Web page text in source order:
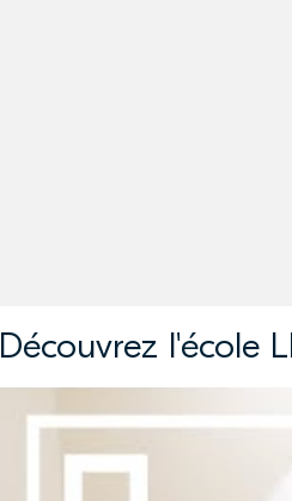
Découvrez l'école
Découvrez